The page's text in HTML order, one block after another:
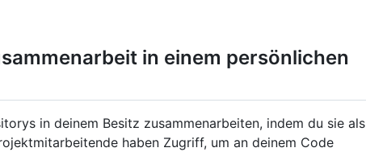
in einem persönlichen
in deinem Besitz zusammenarbeiten, indem du sie als
haben Zugriff, um an deinem Code